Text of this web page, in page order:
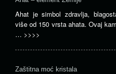
Ahat je simbol zdravlja,
više od 150 vrsta ahata. Ovaj
… >>>>
Zaštitna moć kristala